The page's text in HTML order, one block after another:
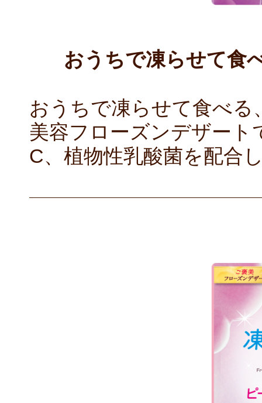
おうちで凍らせて食
おうちで凍らせて食べ
美容フローズンデザー
C、植物性乳酸菌を配合